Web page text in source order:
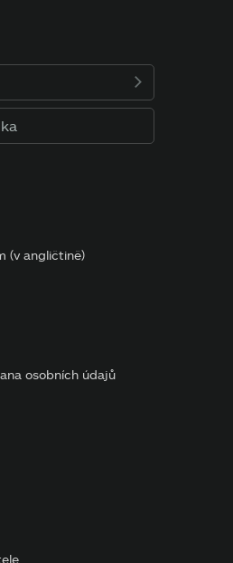
(v angličtině)
osobních údajů